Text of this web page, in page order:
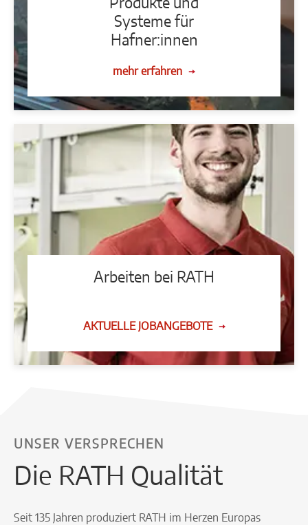
Systeme für
Hafner:innen
mehr erfahren
Arbeiten bei RATH
AKTUELLE JOBANGEBOTE
Die RATH Qualität
UNSER VERSPRECHEN
Seit 135 Jahren produziert RATH im Herzen Europas